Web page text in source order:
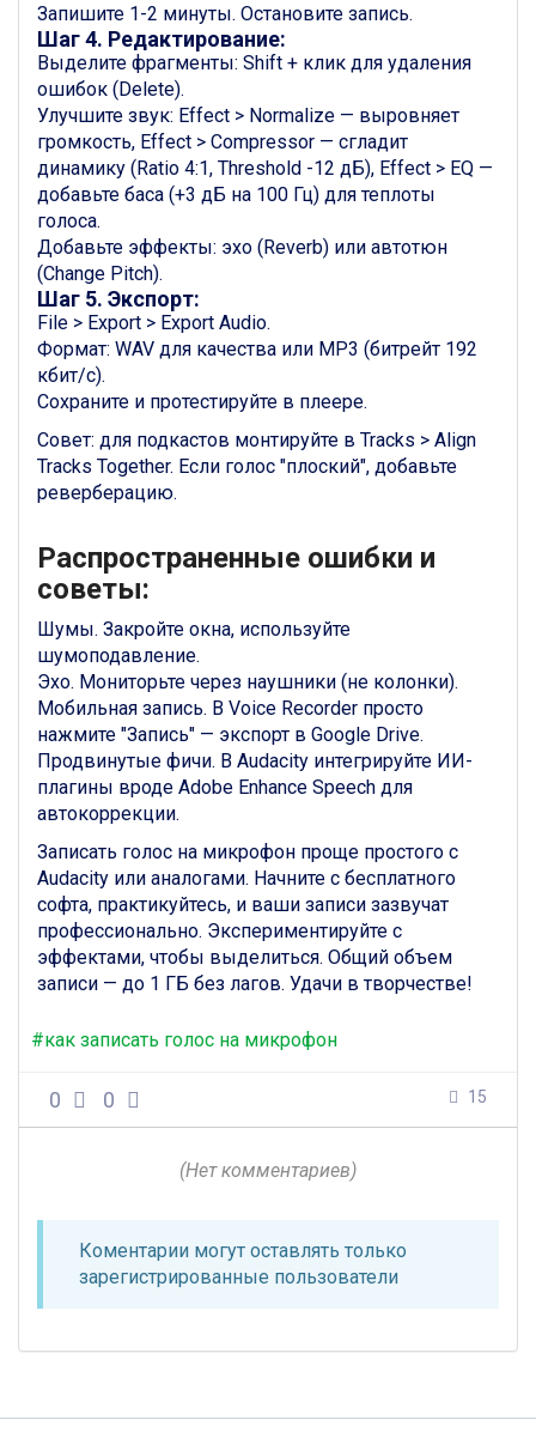
Запишите 1-2 минуты. Остановите запись.
Шаг 4. Редактирование:
Выделите фрагменты: Shift + клик для удаления
ошибок (Delete).
Улучшите звук: Effect > Normalize — выровняет
громкость, Effect > Compressor — сгладит
динамику (Ratio 4:1, Threshold -12 дБ), Effect > EQ —
добавьте баса (+3 дБ на 100 Гц) для теплоты
голоса.
Добавьте эффекты: эхо (Reverb) или автотюн
(Change Pitch).
Шаг 5. Экспорт:
File > Export > Export Audio.
Формат: WAV для качества или MP3 (битрейт 192
кбит/с).
Сохраните и протестируйте в плеере.
Совет: для подкастов монтируйте в Tracks > Align
Tracks Together. Если голос "плоский", добавьте
реверберацию.
Распространенные ошибки и
советы:
Шумы. Закройте окна, используйте
шумоподавление.
Эхо. Мониторьте через наушники (не колонки).
Мобильная запись. В Voice Recorder просто
нажмите "Запись" — экспорт в Google Drive.
Продвинутые фичи. В Audacity интегрируйте ИИ-
плагины вроде Adobe Enhance Speech для
автокоррекции.
Записать голос на микрофон проще простого с
Audacity или аналогами. Начните с бесплатного
софта, практикуйтесь, и ваши записи зазвучат
профессионально. Экспериментируйте с
эффектами, чтобы выделиться. Общий объем
записи — до 1 ГБ без лагов. Удачи в творчестве!
#как записать голос на микрофон
15
0 0
(Нет комментариев)
Коментарии могут оставлять только
зарегистрированные пользователи